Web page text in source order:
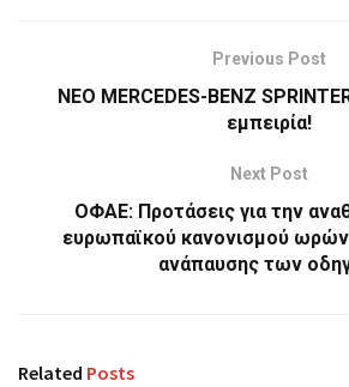
Previous Post
ΝΕΟ MERCEDES-BENZ
εμπειρία!
Next Post
ΟΦΑΕ: Προτάσεις για την
ευρωπαϊκού κανονισμού ωρών
ανάπαυσης των
Related Posts